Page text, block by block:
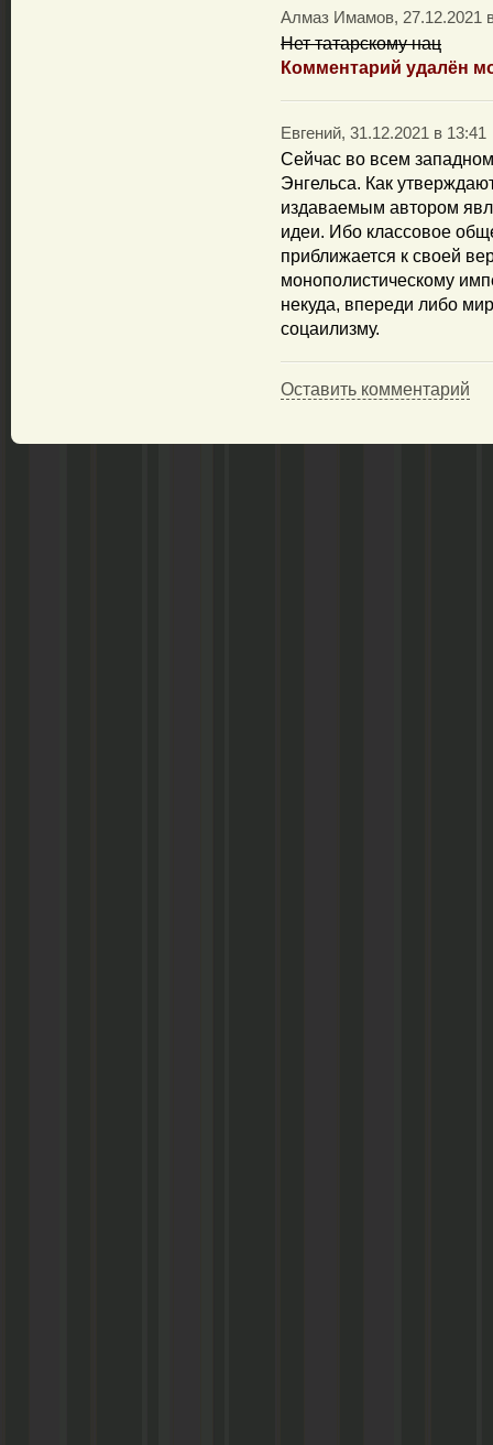
Алмаз Имамов, 27.12.2021
Нет татарскому нац
Комментарий удалён
Евгений, 31.12.2021 в 13:41
Сейчас во всем
Энгельса. Как
издаваемым автором
идеи. Ибо классовое
приближается к своей
монополистическому
некуда, впереди либо
соцаилизму.
Оставить комментарий